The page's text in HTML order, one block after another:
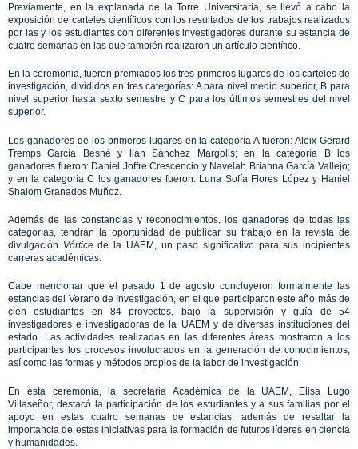
Previamente, en la explanada de la Torre Universitaria, se llevó a cabo la
exposición de carteles científicos con los resultados de los trabajos realizados
por las y los estudiantes con diferentes investigadores durante su estancia de
cuatro semanas en las que también realizaron un artículo científico.
En la ceremonia, fueron premiados los tres primeros lugares de los carteles de
investigación, divididos en tres categorías: A para nivel medio superior, B para
nivel superior hasta sexto semestre y C para los últimos semestres del nivel
superior.
Los ganadores de los primeros lugares en la categoría A fueron: Aleix Gerard
Tremps García Besné y llán Sánchez Margolis; en la categoría B los
ganadores fueron: Daniel Joffre Crescencio y Navelah Brianna García Vallejo;
y en la categoría C los ganadores fueron: Luna Sofía Flores López y Haniel
Shalom Granados Muñoz.
Además de las constancias y reconocimientos, los ganadores de todas las
categorías, tendrán la oportunidad de publicar su trabajo en la revista de
divulgación Vórticede la UAEM, un paso significativo para sus incipientes
carreras académicas.
Cabe mencionar que el pasado 1 de agosto concluyeron formalmente las
estancias del Verano de Investigación, en el que participaron este año más de
cien estudiantes en 84 proyectos, bajo la supervisión y guía de 54
investigadores e investigadoras de la UAEM y de diversas instituciones del
estado. Las actividades realizadas en las diferentes áreas mostraron a los
participantes los procesos involucrados en la generación de conocimientos,
así como las formas y métodos propios de la labor de investigación.
En esta ceremonia, la secretaria Académica de la UAEM, Elisa Lugo
Villaseñor, destacó la participación de los estudiantes y a sus familias por el
apoyo en estas cuatro semanas de estancias, además de resaltar la
importancia de estas iniciativas para la formación de futuros líderes en ciencia
y humanidades.